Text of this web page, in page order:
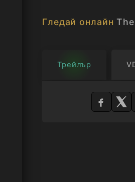
Гледай онлайн
Трейлър